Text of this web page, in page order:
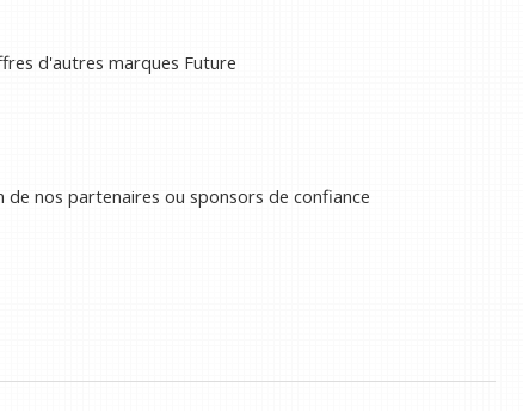
d'autres marques Future
nos partenaires ou sponsors de confiance